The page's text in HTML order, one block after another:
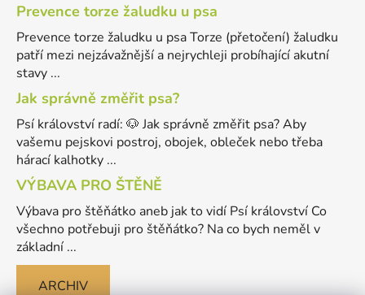
Prevence torze žaludku u psa
Prevence torze žaludku u psa Torze (přetočení) žaludku
patří mezi nejzávažnější a nejrychleji probíhající akutní
stavy ...
Jak správně změřit psa?
Psí království radí: 🐶 Jak správně změřit psa? Aby
vašemu pejskovi postroj, obojek, obleček nebo třeba
hárací kalhotky ...
VÝBAVA PRO ŠTĚNĚ
Výbava pro štěňátko aneb jak to vidí Psí království Co
všechno potřebuji pro štěňátko? Na co bych neměl v
základní ...
ARCHIV